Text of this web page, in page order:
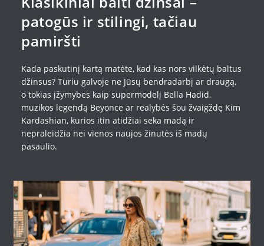
patogūs ir stilingi, tačiau
pamiršti
Kada paskutinį kartą matėte, kad kas nors vilkėtų baltus
džinsus? Turiu galvoje ne Jūsų bendradarbį ar draugą,
o tokias įžymybes kaip supermodelį Bella Hadid,
muzikos legendą Beyonce ar realybės šou žvaigždę Kim
Kardashian, kurios itin atidžiai seka madą ir
nepraleidžia nei vienos naujos žinutės iš madų
pasaulio.